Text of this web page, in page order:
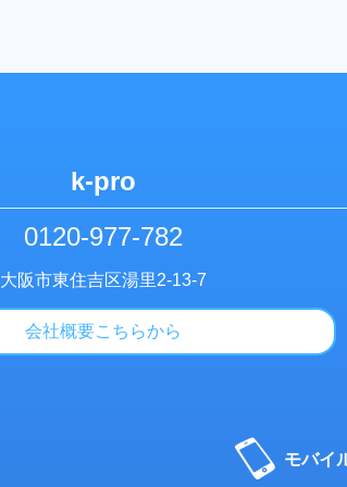
k-pro
0120-977-782
大阪市東住吉区湯里2-13-7
会社概要こちらから
モバイ